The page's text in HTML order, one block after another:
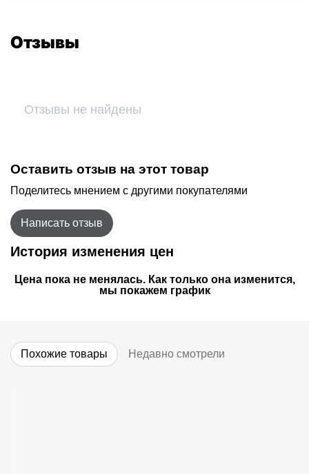
Отзывы
Отзывы не найдены
Оставить отзыв на этот товар
Поделитесь мнением с другими покупателями
Написать отзыв
История изменения цен
Цена пока не менялась. Как только она изменится,
мы покажем график
Похожие товары Недавно смотрели